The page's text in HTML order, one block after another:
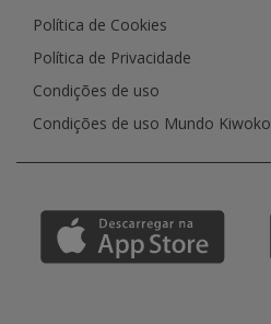
Política de Cookies
Política de Privacidade
Condições de uso
Condições de uso Mundo Kiwoko